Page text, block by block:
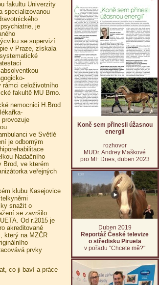
Koně sem přinesli úžasnou
energii
rozhovor
MUDr. Andrey Maškové
pro MF Dnes, duben 2023
Duben 2019
Reportáž České televize
o středisku Pirueta
v pořadu "Chcete mě?"
fakultu Univerzity
specializovanou
je
se supervizí
v Praze, získala
rámci celoživotního
fakultě MU Brno.
nemocnici H.Brod
ve Světlé
je odborným
Nadačního
Brod, ve kterém
veřejných
klubu Kasejovice
snažit o
se završilo
Od r.2015 je
akreditované
který na MZČR
prvky
co ji baví a práce